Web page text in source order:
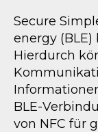
Secure
energy
Hierdurch
BLE-
von NFC für